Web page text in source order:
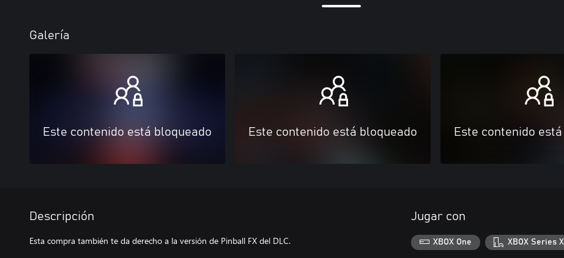
Galería
Este contenido está bloqueado Este contenido está bloqueado Este contenido
Descripción
Esta compra también te da derecho a la versión de Pinball FX del DLC.
Jugar con
XBOX One XBOX Series